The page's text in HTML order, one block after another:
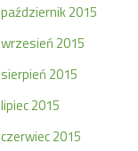
październik 2015
wrzesień 2015
sierpień 2015
lipiec 2015
czerwiec 2015